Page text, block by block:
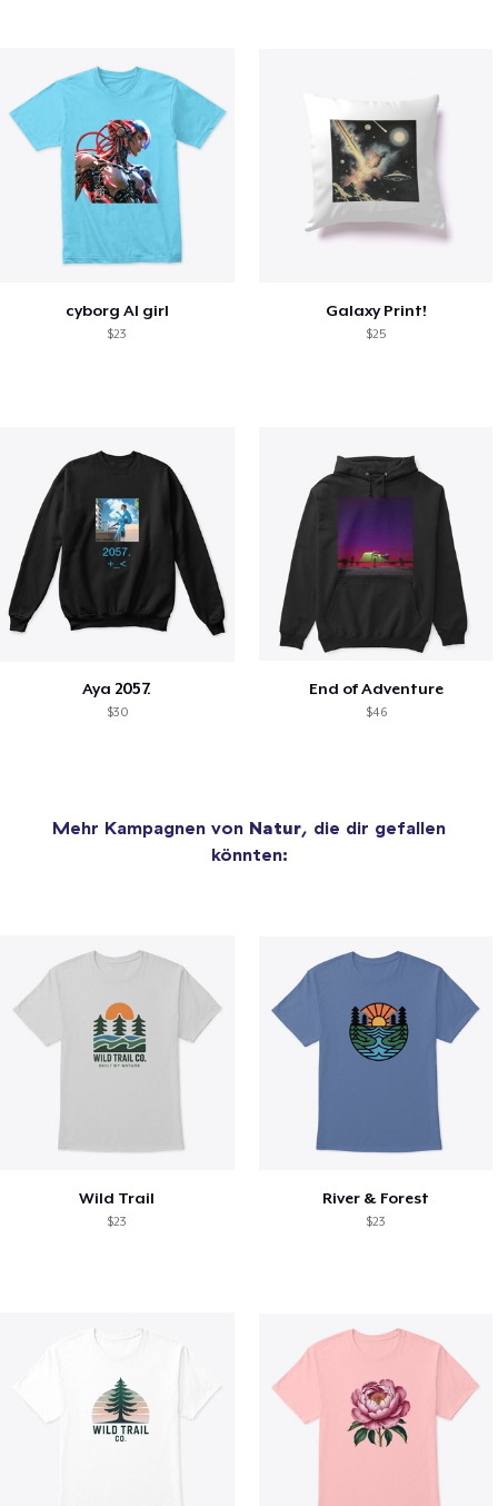
cyborg AI girl
$23
Galaxy Print!
$25
Aya 2057.
$30
End of Adventure
$46
Mehr Kampagnen von Natur, die dir gefallen
könnten:
Wild Trail
$23
River & Forest
$23